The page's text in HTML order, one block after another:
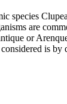
species
are
or
is